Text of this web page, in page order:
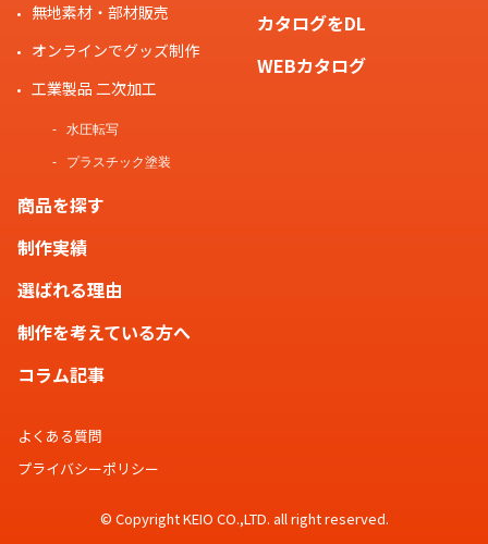
無地素材・部材販売
オンラインでグッズ制作
工業製品 二次加工
水圧転写
プラスチック塗装
商品を探す
制作実績
選ばれる理由
制作を考えている方へ
コラム記事
カタログをDL
WEBカタログ
よくある質問
プライバシーポリシー
© Copyright KEIO CO.,LTD. all right reserved.